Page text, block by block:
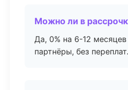
Можно ли в
Да, 0% на 6-12
партнёры, без переплат.